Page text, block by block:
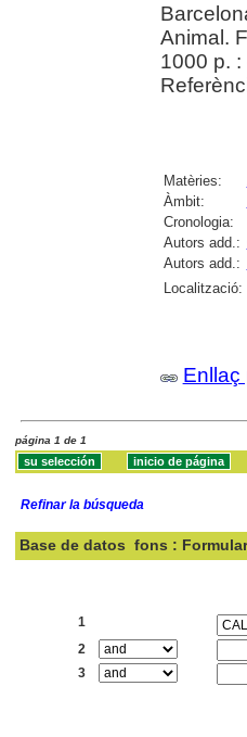
Animal.
1000 p. :
Matèries:
Àmbit:
Cronologia:
Autors add.:
Autors add.:
Localització:
Enllaç
página 1 de 1
Refinar la búsqueda
Base de datos fons :
1
2
3